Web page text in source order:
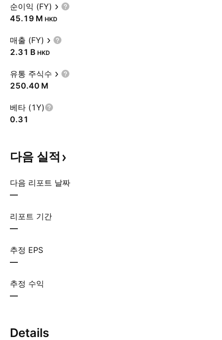
순이익 (FY)
‪45.19 M‬ HKD
매출 (FY)
‪2.31 B‬ HKD
유통 주식수
‪250.40 M‬
베타 (1Y)
0.31
다음 실적
다음 리포트 날짜
—
리포트 기간
—
추정 EPS
—
추정 수익
—
Details